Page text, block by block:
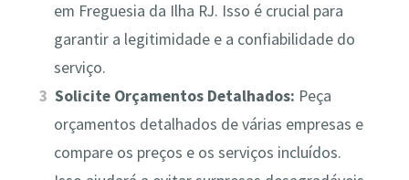
em Freguesia da Ilha RJ. Isso é crucial para
garantir a legitimidade e a confiabilidade do
serviço.
Solicite Orçamentos Detalhados: Peça
orçamentos detalhados de várias empresas e
compare os preços e os serviços incluídos.